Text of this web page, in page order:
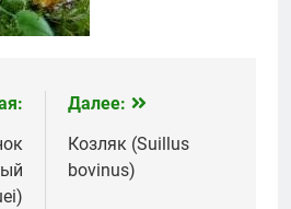
Далее:
Козляк (Suillus
bovinus)